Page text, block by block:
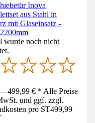
Inova
aus Stahl in
mit Glaseinsatz -
wurde noch nicht
499,99 € * Alle Preise
und ggf. zzgl.
pro ST499,99